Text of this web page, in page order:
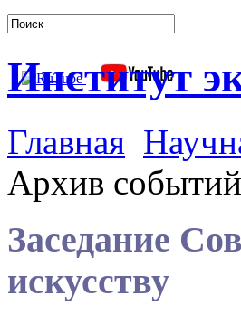
Институт
Главная
Архив событий
Заседание
искусству